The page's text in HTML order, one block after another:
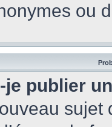
ou
je publier